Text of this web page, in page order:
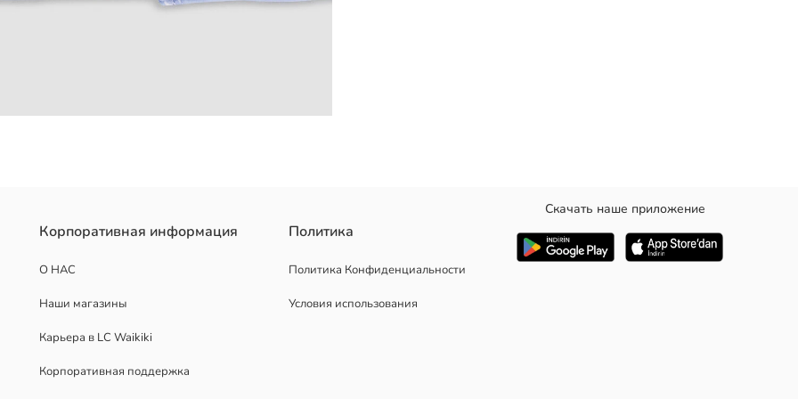
Корпоративная информация
О НАС
Наши магазины
Карьера в LC Waikiki
Корпоративная поддержка
Политика
Политика Конфиденциальности
Условия использования
Скачать наше приложение